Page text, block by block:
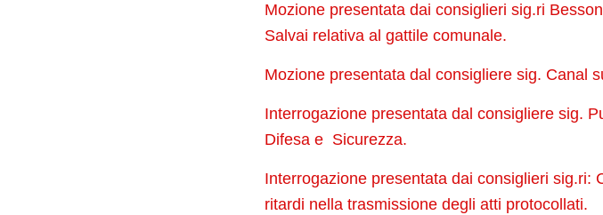
Mozione presentata dai consiglieri sig.ri
Salvai relativa al gattile comunale.
Mozione presentata dal consigliere sig. Canal
Interrogazione presentata dal consigliere sig.
Difesa e Sicurezza.
Interrogazione presentata dai consiglieri sig.ri:
ritardi nella trasmissione degli atti protocollati.